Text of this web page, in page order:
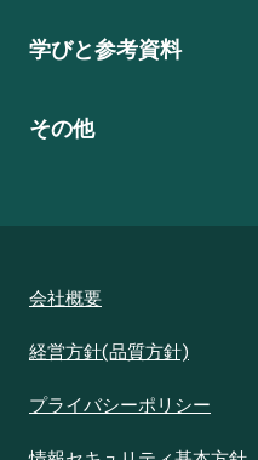
学びと参考資料
その他
会社概要
経営方針(品質方針)
プライバシーポリシー